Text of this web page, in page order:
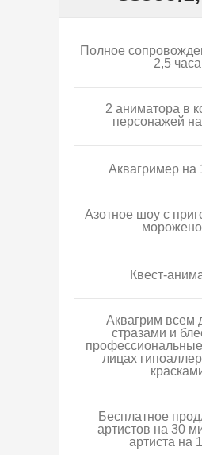
Полное
2,5 часа
2 аниматора в
персонажей
Аквагример на
Азотное шоу с
Квест-
Аквагрим всем
стразами и
лицах
Бесплатное
артистов на 30
артиста на